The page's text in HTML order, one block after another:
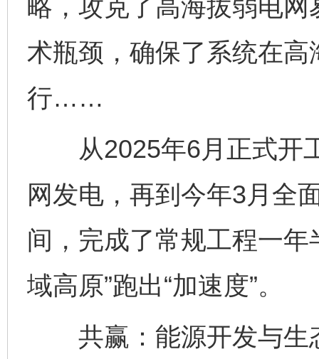
略，攻克了高海拔弱电
术瓶颈，确保了系统在
行……
从2025年6月正式开
网发电，再到今年3月全
间，完成了常规工程一
域高原”跑出“加速度”。
共赢：能源开发与生